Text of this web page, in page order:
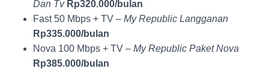
Dan Tv Rp320.000/bulan
Fast 50 Mbps + TV – My Republic Langganan
Rp335.000/bulan
Nova 100 Mbps + TV – My Republic Paket Nova
Rp385.000/bulan